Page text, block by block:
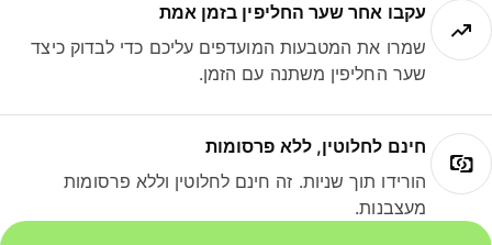
עקבו אחר שער החליפין בזמן אמת
שמרו את המטבעות המועדפים עליכם כדי לבדוק כיצד
שער החליפין משתנה עם הזמן.
חינם לחלוטין, ללא פרסומות
הורידו תוך שניות. זה חינם לחלוטין וללא פרסומות
מעצבנות.